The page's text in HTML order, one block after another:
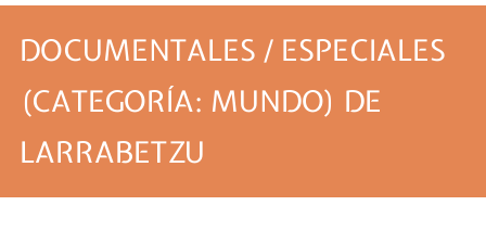
DOCUMENTALES / ESPECIALES
(CATEGORÍA: MUNDO) DE
LARRABETZU